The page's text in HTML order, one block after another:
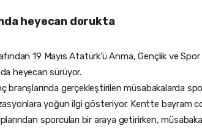
heyecan dorukta
19 Mayıs Atatürk’ü Anma, Gençlik ve Spor
heyecan sürüyor.
gerçekleştirilen müsabakalarda
yoğun ilgi gösteriyor. Kentte bayram
sporcuları bir araya getirirken,